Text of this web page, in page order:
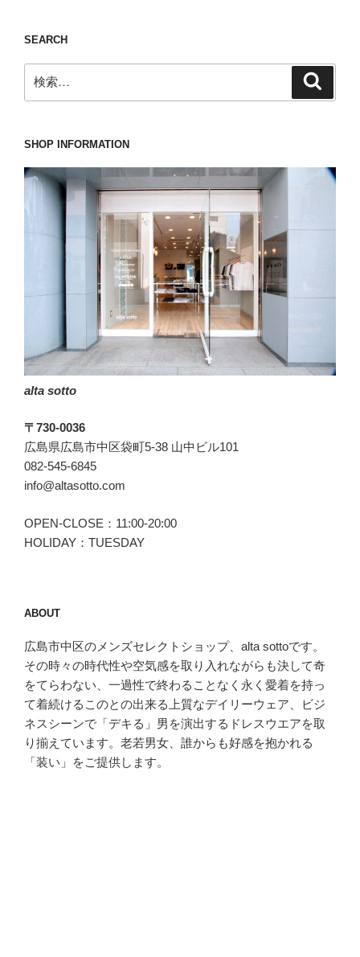
ン
SEARCH
索:
SHOP INFORMATION
alta sotto
〒730-0036
広島県広島市中区袋町5-38 山中ビル101
082-545-6845
info@altasotto.com
OPEN-CLOSE：11:00-20:00
HOLIDAY：TUESDAY
ABOUT
広島市中区のメンズセレクトショップ、alta sottoです。
その時々の時代性や空気感を取り入れながらも決して奇
をてらわない、一過性で終わることなく永く愛着を持っ
て着続けるこのとの出来る上質なデイリーウェア、ビジ
ネスシーンで「デキる」男を演出するドレスウエアを取
り揃えています。老若男女、誰からも好感を抱かれる
「装い」をご提供します。